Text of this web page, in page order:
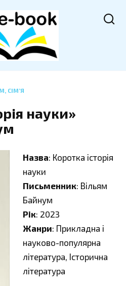
СІМ’Я
науки»
Назва: Коротка історія
науки
Письменник: Вільям
Байнум
Рік: 2023
Жанри: Прикладна і
науково-популярна
література, Історична
література